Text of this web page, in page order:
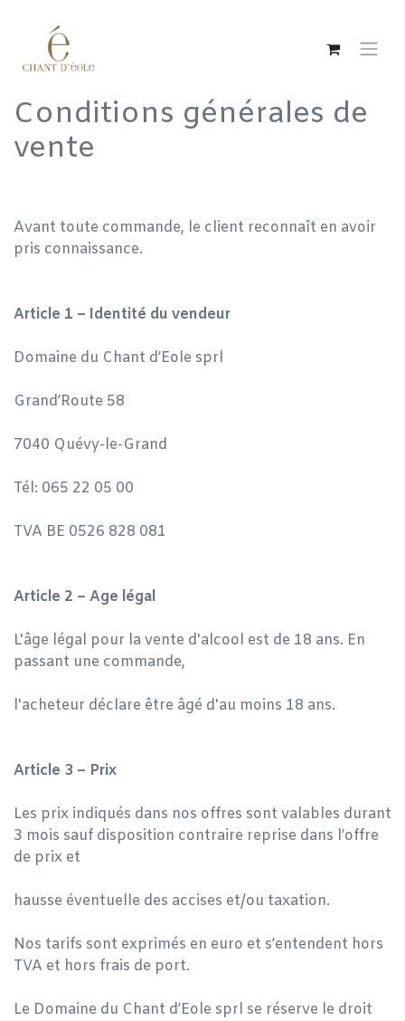
Conditions générales de
vente
Avant toute commande, le client reconnaît en avoir
pris connaissance.
Article 1 – Identité du vendeur
Domaine du Chant d’Eole sprl
Grand’Route 58
7040 Quévy-le-Grand
Tél: 065 22 05 00
TVA BE 0526 828 081
Article 2 – Age légal
L'âge légal pour la vente d'alcool est de 18 ans. En
passant une commande,
l'acheteur déclare être âgé d'au moins 18 ans.
Article 3 – Prix
Les prix indiqués dans nos offres sont valables durant
3 mois sauf disposition contraire reprise dans l’offre
de prix et
hausse éventuelle des accises et/ou taxation.
Nos tarifs sont exprimés en euro et s’entendent hors
TVA et hors frais de port.
Le Domaine du Chant d’Eole sprl se réserve le droit